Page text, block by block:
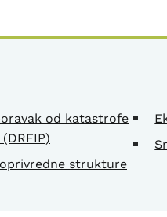
od katastrofe
strukture